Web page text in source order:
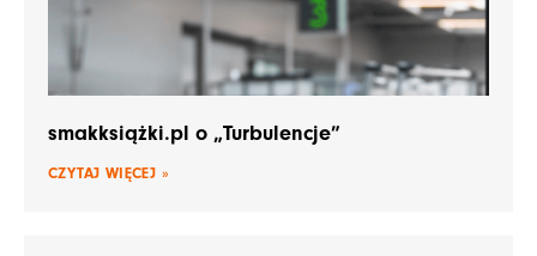
smakksiążki.pl o „Turbulencje”
CZYTAJ WIĘCEJ »